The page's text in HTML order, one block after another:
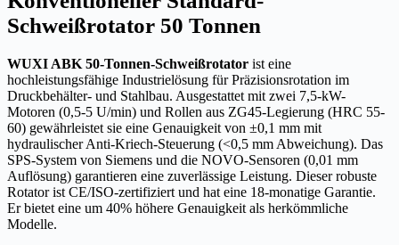
Schweißrotator 50 Tonnen
WUXI ABK 50-Tonnen-Schweißrotator ist eine
hochleistungsfähige Industrielösung für Präzisionsrotation im
Druckbehälter- und Stahlbau. Ausgestattet mit zwei 7,5-kW-
Motoren (0,5-5 U/min) und Rollen aus ZG45-Legierung (HRC 55-
60) gewährleistet sie eine Genauigkeit von ±0,1 mm mit
hydraulischer Anti-Kriech-Steuerung (<0,5 mm Abweichung). Das
SPS-System von Siemens und die NOVO-Sensoren (0,01 mm
Auflösung) garantieren eine zuverlässige Leistung. Dieser robuste
Rotator ist CE/ISO-zertifiziert und hat eine 18-monatige Garantie.
Er bietet eine um 40% höhere Genauigkeit als herkömmliche
Modelle.